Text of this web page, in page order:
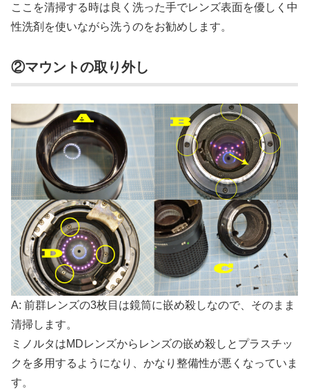
ここを清掃する時は良く洗った手でレンズ表面を優しく中
性洗剤を使いながら洗うのをお勧めします。
②マウントの取り外し
A: 前群レンズの3枚目は鏡筒に嵌め殺しなので、そのまま
清掃します。
ミノルタはMDレンズからレンズの嵌め殺しとプラスチッ
クを多用するようになり、かなり整備性が悪くなっていま
す。